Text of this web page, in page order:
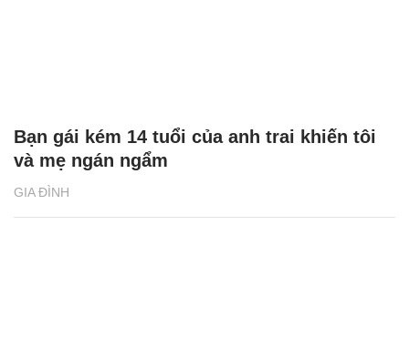
GIA ĐÌNH
Bạn gái kém 14 tuổi của anh trai khiến tôi
và mẹ ngán ngẩm